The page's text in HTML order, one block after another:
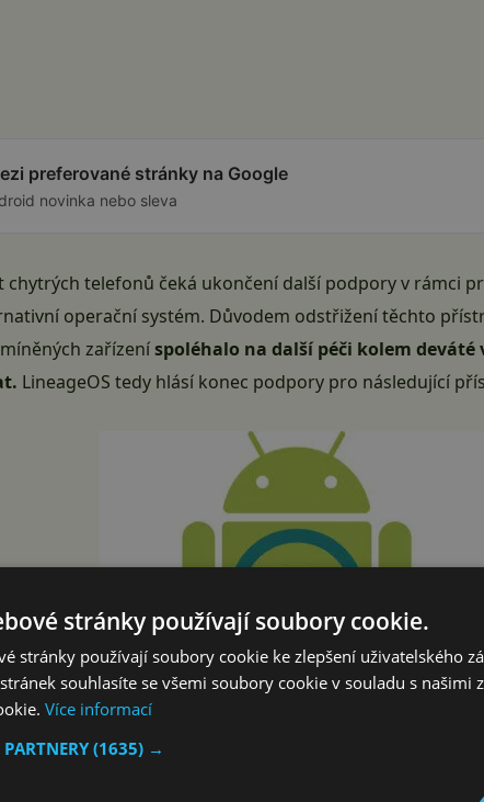
preferované stránky na Google
novinka nebo sleva
chytrých telefonů čeká ukončení další podpory v rámci
operační systém. Důvodem odstřižení těchto
zařízeníspoléhalo na další péči kolem deváté
LineageOS tedy hlásí konec podpory pro následující
platí pro tyto telefony a tablety s Android 9
stránky používají soubory cookie.
stránky používají soubory cookie ke zlepšení uživatelského
souhlasíte se všemi soubory cookie v souladu s našimi
Více informací
(1635) →